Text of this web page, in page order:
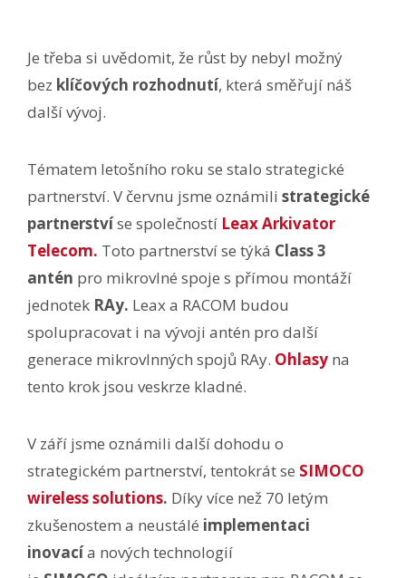
Je třeba si uvědomit, že růst by nebyl možný
bez klíčových rozhodnutí, která směřují náš
další vývoj.
Tématem letošního roku se stalo strategické
partnerství. V červnu jsme oznámili strategické
partnerstvíse společností Leax Arkivator
Telecom. Toto partnerství se týká Class 3
antén pro mikrovlné spoje s přímou montáží
jednotek RAy. Leax a RACOM budou
spolupracovat i na vývoji antén pro další
generace mikrovlnných spojů RAy. Ohlasy na
tento krok jsou veskrze kladné.
V září jsme oznámili další dohodu o
strategickém partnerství, tentokrát se SIMOCO
wireless solutions. Díky více než 70 letým
zkušenostem a neustálé implementaci
inovacía nových technologií